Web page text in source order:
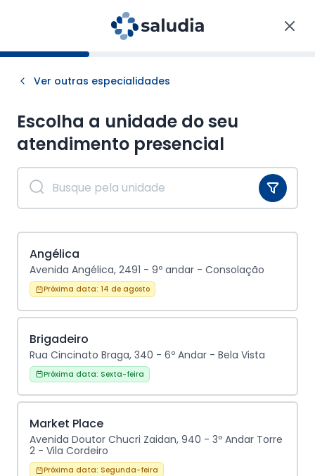
Ver outras especialidades
Escolha a unidade do seu
atendimento presencial
Angélica
Avenida Angélica, 2491 - 9º andar - Consolação
Próxima data: 14 de agosto
Brigadeiro
Rua Cincinato Braga, 340 - 6º Andar - Bela Vista
Próxima data: Sexta-feira
Market Place
Avenida Doutor Chucri Zaidan, 940 - 3º Andar Torre
2 - Vila Cordeiro
Próxima data: Segunda-feira